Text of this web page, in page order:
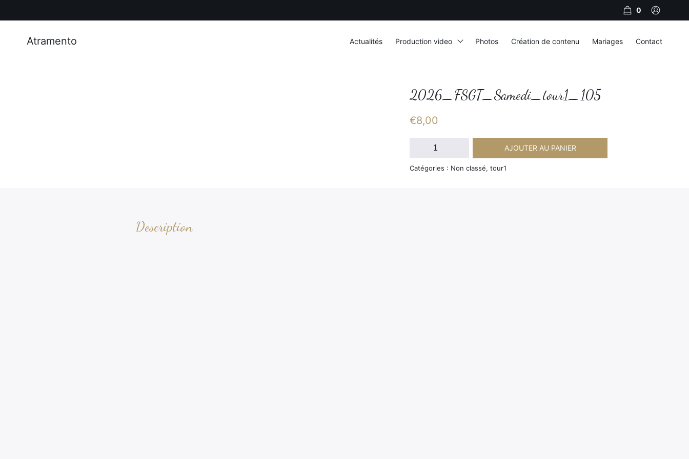
2026_FSGT_Samedi_tour1_105
€8,00
quantité
2026_FSGT_Samedi_tour1_105
AJOUTER AU PANIER
Catégories : Non classé, tour1
Description
0
Atramento Actualités Production video Photos Création de contenu Mariages Contact